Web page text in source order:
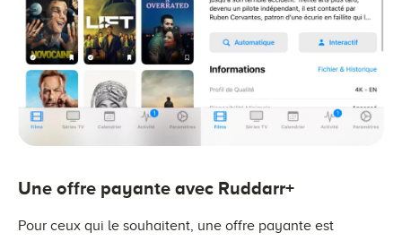
Une offre payante avec Ruddarr+
Pour ceux qui le souhaitent, une offre payante est